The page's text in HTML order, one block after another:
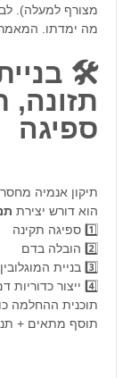
מצורף למעלה).
מה ימדתו.
🛠️
תזונה,
ספיגה
תיקון אנמיה
הוא דורש יצירת
1️⃣ ספיגה תקינה
2️⃣ הובלה בדם
3️⃣ בניית המוגלובין
4️⃣ ייצור כדוריות דם חדשות במח העצם
תוכנית ההחלמה
תוסף מתאים +